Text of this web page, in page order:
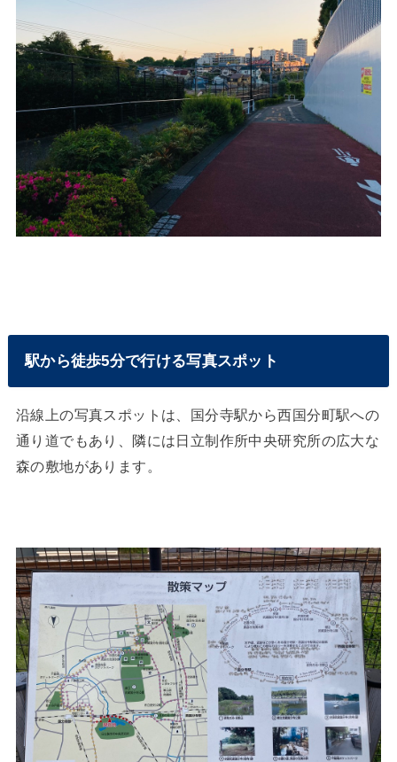
駅から徒歩5分で行ける写真スポット
沿線上の写真スポットは、国分寺駅から西国分町駅への
通り道でもあり、隣には日立制作所中央研究所の広大な
森の敷地があります。